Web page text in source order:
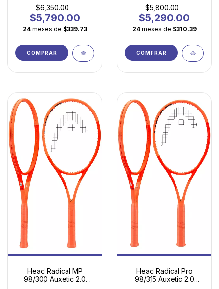
Empezar a Jugar
$6,350.00
$5,790.00
24 meses de $339.73
COMPRAR
Principiantes
$5,800.00
$5,290.00
24 meses de $310.39
COMPRAR
Head Radical MP
98/300 Auxetic 2.0
Head Radical Pro
98/315 Auxetic 2.0